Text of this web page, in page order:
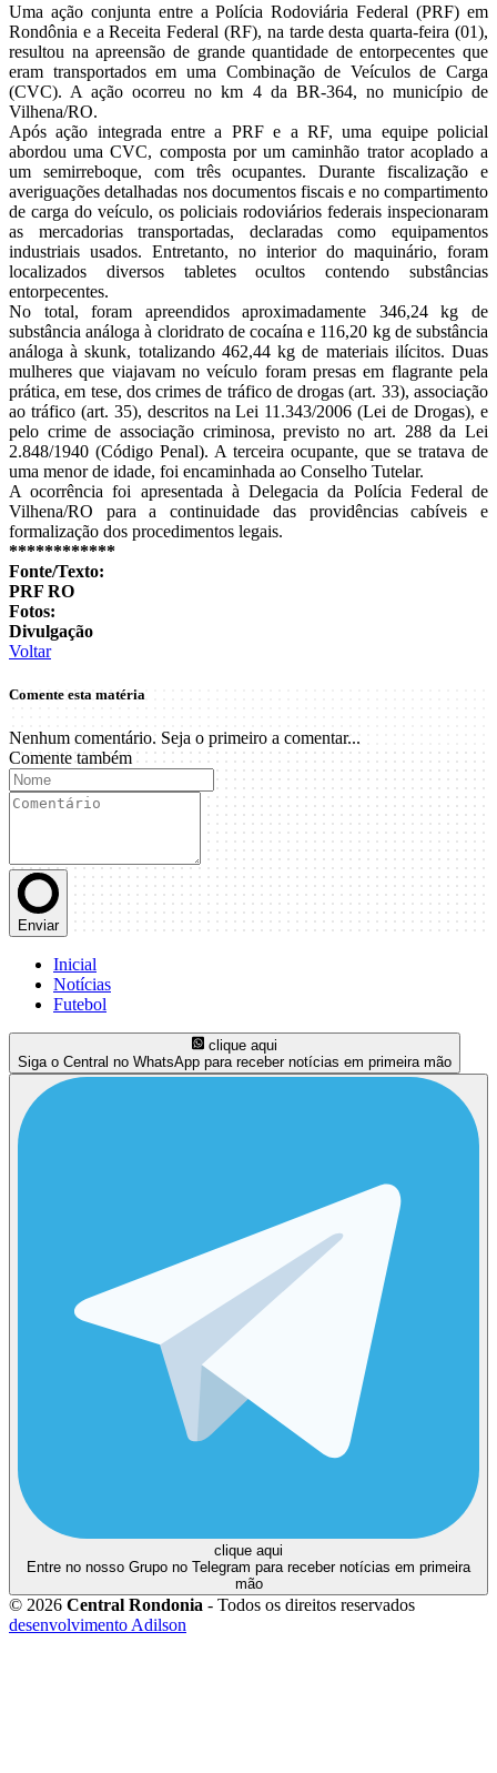
Uma ação conjunta entre a Polícia Rodoviária Federal (PRF) em
Rondônia e a Receita Federal (RF), na tarde desta quarta-feira (01),
resultou na apreensão de grande quantidade de entorpecentes que
eram transportados em uma Combinação de Veículos de Carga
(CVC). A ação ocorreu no km 4 da BR-364, no município de
Vilhena/RO.
Após ação integrada entre a PRF e a RF, uma equipe policial
abordou uma CVC, composta por um caminhão trator acoplado a
um semirreboque, com três ocupantes. Durante fiscalização e
averiguações detalhadas nos documentos fiscais e no compartimento
de carga do veículo, os policiais rodoviários federais inspecionaram
as mercadorias transportadas, declaradas como equipamentos
industriais usados. Entretanto, no interior do maquinário, foram
localizados diversos tabletes ocultos contendo substâncias
entorpecentes.
No total, foram apreendidos aproximadamente 346,24 kg de
substância análoga à cloridrato de cocaína e 116,20 kg de substância
análoga à skunk, totalizando 462,44 kg de materiais ilícitos. Duas
mulheres que viajavam no veículo foram presas em flagrante pela
prática, em tese, dos crimes de tráfico de drogas (art. 33), associação
ao tráfico (art. 35), descritos na Lei 11.343/2006 (Lei de Drogas), e
pelo crime de associação criminosa, previsto no art. 288 da Lei
2.848/1940 (Código Penal). A terceira ocupante, que se tratava de
uma menor de idade, foi encaminhada ao Conselho Tutelar.
A ocorrência foi apresentada à Delegacia da Polícia Federal de
Vilhena/RO para a continuidade das providências cabíveis e
formalização dos procedimentos legais.
************
Fonte/Texto:
PRF RO
Fotos:
Divulgação
Voltar
Comente esta matéria
Nenhum comentário. Seja o primeiro a comentar...
Comente também
Enviar
Inicial
Notícias
Futebol
clique aqui
Siga o Central no WhatsApp para receber notícias em primeira mão
clique aqui
Entre no nosso Grupo no Telegram para receber notícias em primeira
mão
© 2026 Central Rondonia - Todos os direitos reservados
desenvolvimento Adilson